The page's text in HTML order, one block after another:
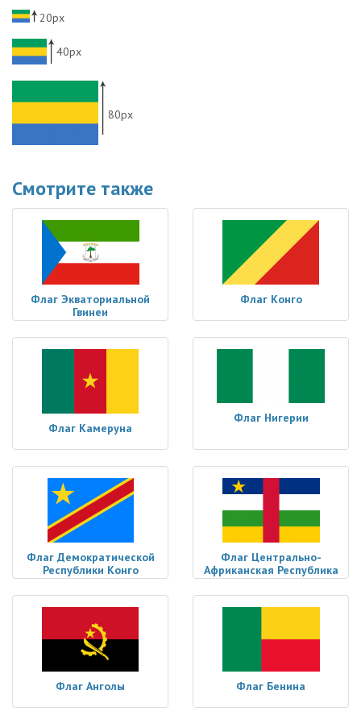
20px
40px
80px
Смотрите также
Флаг Экваториальной
Гвинеи
Флаг Конго
Флаг Камеруна
Флаг Нигерии
Флаг Демократической
Республики Конго
Флаг Центрально-
Африканская Республика
Флаг Анголы Флаг Бенина